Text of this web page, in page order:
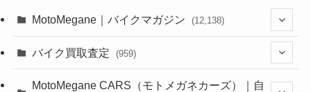
MotoMegane｜バイクマガジン (12,138)
(44)
バイク買取査定 (959)
(352)
MotoMegane CARS（モトメガネカーズ）｜自